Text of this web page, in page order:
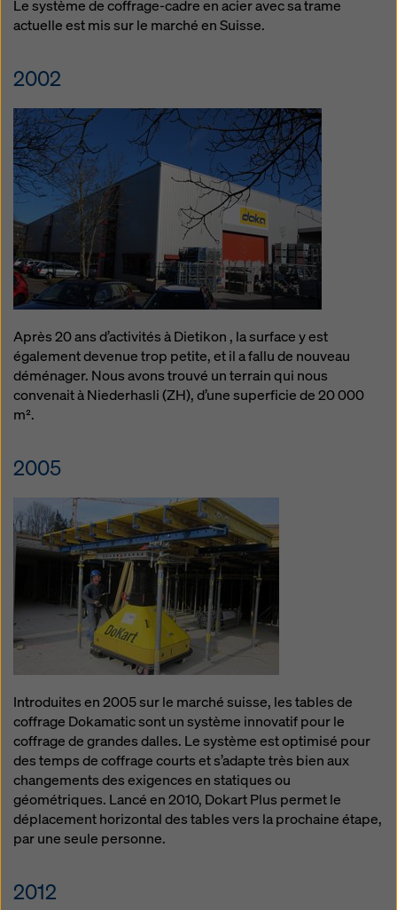
Le système de coffrage-cadre en acier avec sa trame
actuelle est mis sur le marché en Suisse.
2002
Après 20 ans d’activités à Dietikon , la surface y est
également devenue trop petite, et il a fallu de nouveau
déménager. Nous avons trouvé un terrain qui nous
convenait à Niederhasli (ZH), d’une superficie de 20 000
m².
2005
Introduites en 2005 sur le marché suisse, les tables de
coffrage Dokamatic sont un système innovatif pour le
coffrage de grandes dalles. Le système est optimisé pour
des temps de coffrage courts et s’adapte très bien aux
changements des exigences en statiques ou
géométriques. Lancé en 2010, Dokart Plus permet le
déplacement horizontal des tables vers la prochaine étape,
par une seule personne.
2012